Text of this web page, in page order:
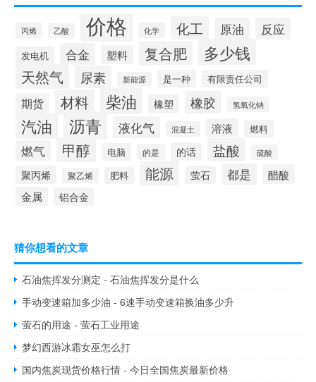
丙烯 乙酸 价格 化学 化工 原油 反应
发电机 合金 塑料 复合肥 多少钱
天然气 尿素 新能源 是一种 有限责任公司
期货 材料 柴油 橡塑 橡胶 氢氧化钠
汽油 沥青 液化气 混凝土 溶液 燃料
燃气 甲醇 电脑 的是 的话 盐酸 硫酸
聚丙烯 聚乙烯 肥料 能源 萤石 都是 醋酸
金属 铝合金
猜你想看的文章
石油焦挥发分测定 - 石油焦挥发分是什么
手动变速箱加多少油 - 6速手动变速箱换油多少升
萤石的用途 - 萤石工业用途
梦幻西游冰霜女巫怎么打
国内焦炭现货价格行情 - 今日全国焦炭最新价格